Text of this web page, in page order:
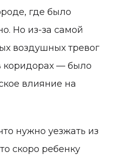
где было
Но из-за самой
воздушных тревог
коридорах — было
влияние на
нужно уезжать из
скоро ребенку